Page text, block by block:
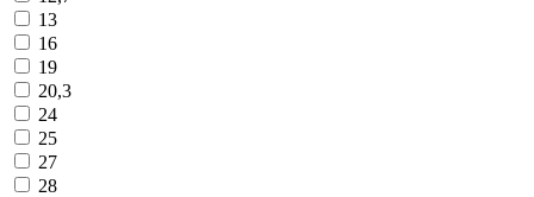
13
16
19
20,3
24
25
27
28